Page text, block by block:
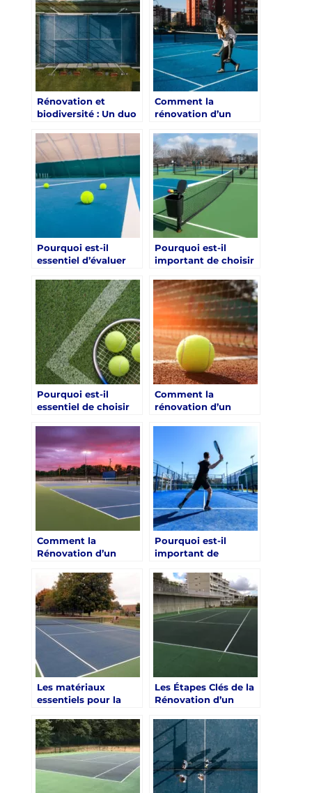
améliorer la sécurité
des joueurs ?
rénovation d’un
terrain de tennis à
Paris ?
Rénovation et
biodiversité : Un duo
Comment la
rénovation d’un
Paris peut-elle
affecter les horaires
de jeu disponibles
pour les membres du
club ?
Pourquoi est-il
essentiel d’évaluer
utilisateurs avant de
rénover un terrain de
tennis à Paris ?
Pourquoi est-il
important de choisir
durables pour la
rénovation d’un
terrain de tennis à
Paris ?
Pourquoi est-il
essentiel de choisir
rénovation d’un
terrain de tennis à
Paris ?
Comment la
rénovation d’un
prolonger la durée de
vie du terrain ?
Comment la
Rénovation d’un
Paris Peut-elle
Améliorer
l’Expérience des
Spectateurs ?
Pourquoi est-il
important de
résidents locaux
avant de commencer
la rénovation d’un
terrain de tennis à
Les matériaux
essentiels pour la
terrain de tennis à
Paris
Les Étapes Clés de la
Rénovation d’un
Terre Battue à Paris